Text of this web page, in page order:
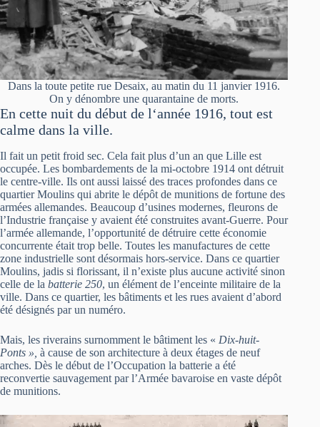
Dans la toute petite rue Desaix, au matin du 11 janvier 1916.
On y dénombre une quarantaine de morts.
En cette nuit du début de l‘année 1916, tout est
calme dans la ville.
Il fait un petit froid sec. Cela fait plus d’un an que Lille est
occupée. Les bombardements de la mi-octobre 1914 ont détruit
le centre-ville. Ils ont aussi laissé des traces profondes dans ce
quartier Moulins qui abrite le dépôt de munitions de fortune des
armées allemandes. Beaucoup d’usines modernes, fleurons de
l’Industrie française y avaient été construites avant-Guerre. Pour
l’armée allemande, l’opportunité de détruire cette économie
concurrente était trop belle. Toutes les manufactures de cette
zone industrielle sont désormais hors-service. Dans ce quartier
Moulins, jadis si florissant, il n’existe plus aucune activité sinon
celle de la batterie 250, un élément de l’enceinte militaire de la
ville. Dans ce quartier, les bâtiments et les rues avaient d’abord
été désignés par un numéro.
Mais, les riverains surnomment le bâtiment les « Dix-huit-
Ponts », à cause de son architecture à deux étages de neuf
arches. Dès le début de l’Occupation la batterie a été
reconvertie sauvagement par l’Armée bavaroise en vaste dépôt
de munitions.